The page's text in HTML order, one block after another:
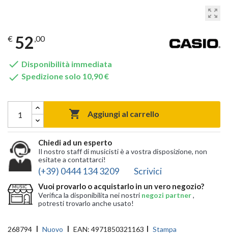
zoom_out_map
€ 52,00
 Disponibilità immediata
 Spedizione solo 10,90 €
 Aggiungi al carrello
Chiedi ad un esperto
Il nostro staff di musicisti è a vostra disposizione, non
esitate a contattarci!
(+39) 0444 134 3209 Scrivici
Vuoi provarlo o acquistarlo in un vero negozio?
Verifica la disponibilita nei nostri negozi partner,
potresti trovarlo anche usato!
268794 Nuovo EAN: 4971850321163 Stampa